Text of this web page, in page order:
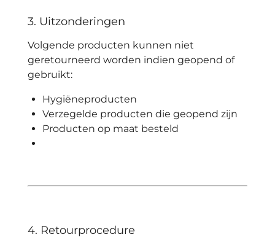
3. Uitzonderingen
Volgende producten kunnen niet
geretourneerd worden indien geopend of
gebruikt:
Hygiëneproducten
Verzegelde producten die geopend zijn
Producten op maat besteld
4. Retourprocedure